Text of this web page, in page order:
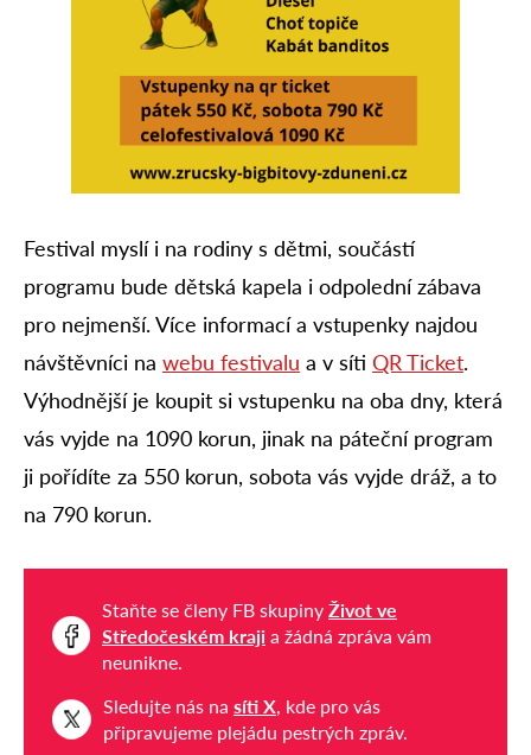
Festival myslí i na rodiny s dětmi, součástí
programu bude dětská kapela i odpolední zábava
pro nejmenší. Více informací a vstupenky najdou
návštěvníci na webu festivalu a v síti QR Ticket.
Výhodnější je koupit si vstupenku na oba dny, která
vás vyjde na 1090 korun, jinak na páteční program
ji pořídíte za 550 korun, sobota vás vyjde dráž, a to
na 790 korun.
Staňte se členy FB skupiny Život ve
Středočeském kraji a žádná zpráva vám
neunikne.
Sledujte nás na síti X , kde pro vás
připravujeme plejádu pestrých zpráv.